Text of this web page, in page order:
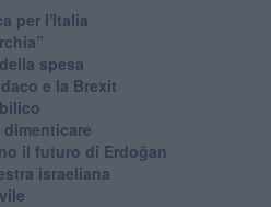
per l'Italia
spesa
e la Brexit
il futuro di Erdoğan
israeliana